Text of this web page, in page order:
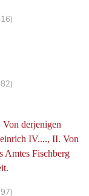
derjenigen
IV...., II. Von
Amtes Fischberg